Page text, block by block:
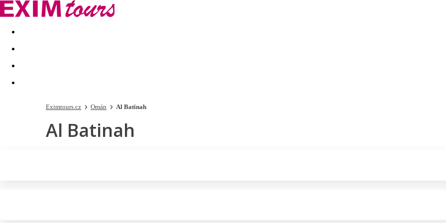
Akční nabídky Last minute
Eximtours.cz Omán Al Batinah
Al Batinah